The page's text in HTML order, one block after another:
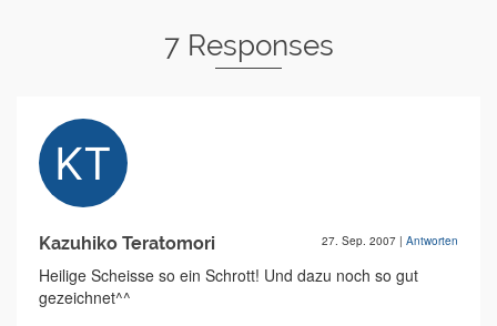
7 Responses
Kazuhiko Teratomori 27. Sep. 2007 | Antworten
Heilige Scheisse so ein Schrott! Und dazu noch so gut
gezeichnet^^